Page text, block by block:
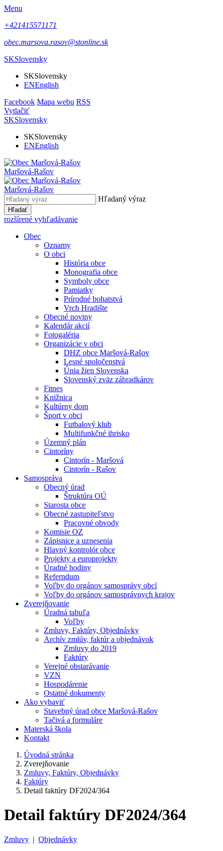
Menu
+421415571171
obec.marsova.rasov@stonline.sk
SKSlovensky
SKSlovensky
ENEnglish
Facebook Mapa webu RSS
Vytlačiť
SKSlovensky
SKSlovensky
ENEnglish
Maršová-Rašov
Maršová-Rašov
Hľadaný výraz
Hľadať
rozšírené vyhľadávanie
Obec
Oznamy
O obci
História obce
Monografia obce
Symboly obce
Pamiatky
Prírodné bohatstvá
Vrch Hradište
Obecné noviny
Kalendár akcií
Fotogaléria
Organizácie v obci
DHZ obce Maršová-Rašov
Lesné spoločenstvá
Únia žien Slovenska
Slovenský zväz záhradkárov
Fitnes
Knižnica
Kultúrny dom
Šport v obci
Futbalový klub
Multifunkčné ihrisko
Územný plán
Cintoríny
Cintorín - Maršová
Cintorín - Rašov
Samospráva
Obecný úrad
Štruktúra OÚ
Starosta obce
Obecné zastupiteľstvo
Pracovné obvody
Komisie OZ
Zápisnice a uznesenia
Hlavný kontrolór obce
Projekty a europrojekty
Úradné hodiny
Referndum
Voľby do orgánov samosprávy obcí
Voľby do orgánov samosprávnych krajov
Zverejňovanie
Úradná tabuľa
Voľby
Zmluvy, Faktúry, Objednávky
Archív zmlúv, faktúr a objednávok
Zmluvy do 2019
Faktúry
Verejné obstarávanie
VZN
Hospodárenie
Ostatné dokumenty
Ako vybaviť
Stavebný úrad obce Maršová-Rašov
Tačivá a formuláre
Materská škola
Kontakt
Úvodná stránka
Zverejňovanie
Zmluvy, Faktúry, Objednávky
Faktúry
Detail faktúry DF2024/364
Detail faktúry DF2024/364
Zmluvy | Objednávky